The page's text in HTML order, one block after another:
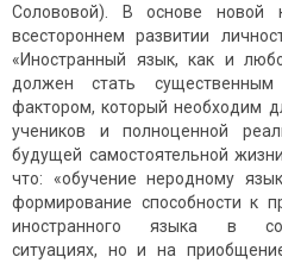
Солововой). В основе новой
всестороннем развитии
«Иностранный язык, как и
должен стать
фактором, который необходим
учеников и полноценной
будущей самостоятельной
что: «обучение неродному
формирование способности к
иностранного языка в
ситуациях, но и на